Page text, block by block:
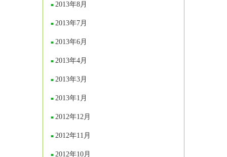
2013年8月
2013年7月
2013年6月
2013年4月
2013年3月
2013年1月
2012年12月
2012年11月
2012年10月